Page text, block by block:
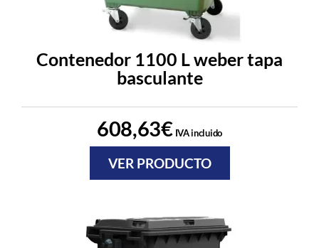
Contenedor 1100 L weber tapa
basculante
608,63€IVA incluido
VER PRODUCTO